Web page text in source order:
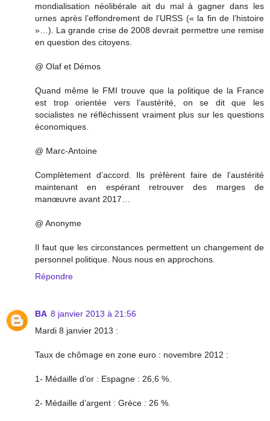
mondialisation néolibérale ait du mal à gagner dans les
urnes après l’effondrement de l’URSS (« la fin de l’histoire
»…). La grande crise de 2008 devrait permettre une remise
en question des citoyens.
@ Olaf et Démos
Quand même le FMI trouve que la politique de la France
est trop orientée vers l’austérité, on se dit que les
socialistes ne réfléchissent vraiment plus sur les questions
économiques.
@ Marc-Antoine
Complètement d’accord. Ils préfèrent faire de l’austérité
maintenant en espérant retrouver des marges de
manœuvre avant 2017…
@ Anonyme
Il faut que les circonstances permettent un changement de
personnel politique. Nous nous en approchons.
Répondre
BA 8 janvier 2013 à 21:56
Mardi 8 janvier 2013 :
Taux de chômage en zone euro : novembre 2012 :
1- Médaille d’or : Espagne : 26,6 %.
2- Médaille d’argent : Grèce : 26 %.